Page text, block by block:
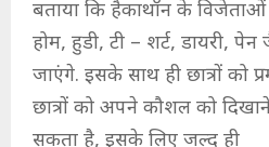
बताया कि हैकाथॉन के विजेताओं
होम, हुडी, टी – शर्ट, डायरी, पेन
जाएंगे. इसके साथ ही छात्रों को
छात्रों को अपने कौशल को
सकता है, इसके लिए जल्द ही